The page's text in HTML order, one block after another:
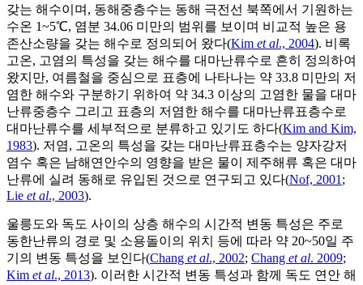
갖는 해수이며, 동해중층수는 동해 극전선 북쪽에서 기원하는
수온 1~5℃, 염분 34.06 미만의 범위를 보이며 비교적 높은 용
존산소량을 갖는 해수로 정의되어 왔다(Kim et al., 2004). 비록
고온, 고염의 특성을 갖는 해수를 대마난류수로 흔히 정의하여
왔지만, 여름철을 중심으로 표층에 나타나는 약 33.8 미만의 저
염한 해수와 구분하기 위하여 약 34.3 이상의 고염한 물을 대마
난류중층수 그리고 표층의 저염한 해수를 대마난류표층수로
대마난류수를 세부적으로 분류하고 있기도 하다(Kim and Kim,
1983). 저염, 고온의 특성을 갖는 대마난류표층수는 양자강저
염수 혹은 남해연안수의 영향을 받은 물이 제주해류 혹은 대마
난류에 실려 동해로 유입된 것으로 연구되고 있다(Nof, 2001 ;
Lie et al., 2003).
울릉도와 독도 사이의 상층 해수의 시간적 변동 특성은 주로
동한난류의 경로 및 소용돌이의 위치 등에 따라 약 20~50일 주
기의 변동 특성을 보인다(Chang et al., 2002; Chang et al. 2009;
Kim et al., 2013). 이러한 시간적 변동 특성과 함께 독도 연안 해